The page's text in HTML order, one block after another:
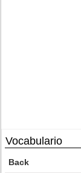
Vocabulario
Back